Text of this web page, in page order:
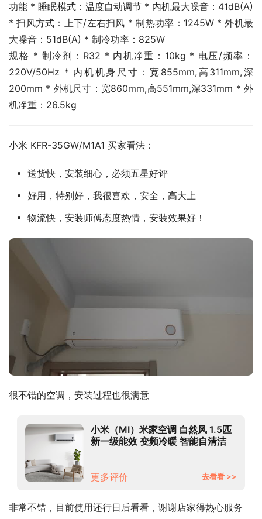
功能 * 睡眠模式：温度自动调节 * 内机最大噪音：41dB(A)
* 扫风方式：上下/左右扫风 * 制热功率：1245W * 外机最
大噪音：51dB(A) * 制冷功率：825W
规格 * 制冷剂：R32 * 内机净重：10kg * 电压/频率：
220V/50Hz * 内机机身尺寸：宽855mm,高311mm,深
200mm * 外机尺寸：宽860mm,高551mm,深331mm * 外
机净重：26.5kg
小米 KFR-35GW/M1A1 买家看法：
送货快，安装细心，必须五星好评
好用，特别好，我很喜欢，安全，高大上
物流快，安装师傅态度热情，安装效果好！
很不错的空调，安装过程也很满意
小米（MI）米家空调 自然风 1.5匹
新一级能效 变频冷暖 智能自清洁
更多评价 去看看 >>
非常不错，目前使用还行日后看看，谢谢店家得热心服务